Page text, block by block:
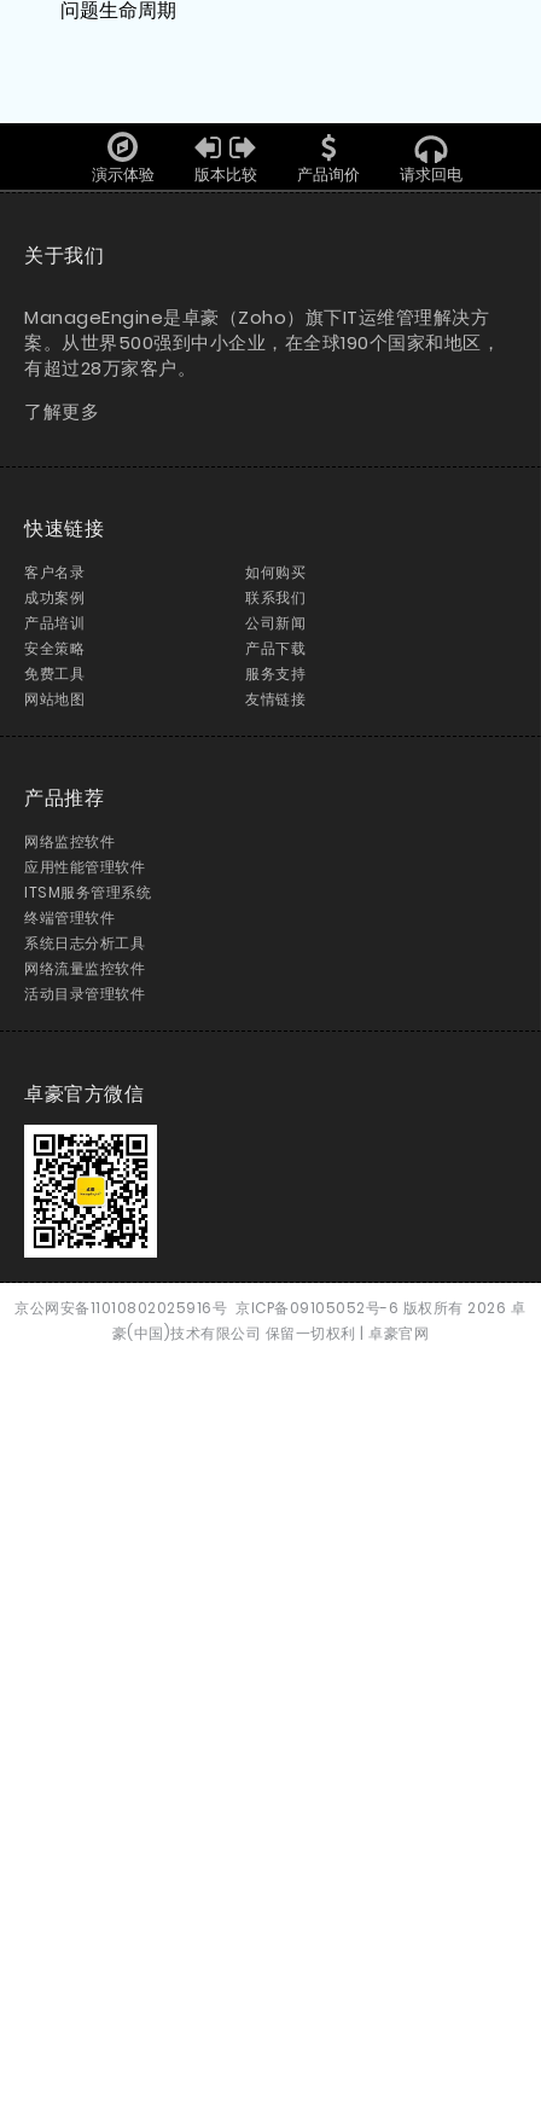
问题生命周期
演示体验 版本比较 产品询价 请求回电
关于我们
ManageEngine是卓豪（Zoho）旗下IT运维管理解决方
案。从世界500强到中小企业，在全球190个国家和地区，
有超过28万家客户。
了解更多
快速链接
客户名录
成功案例
产品培训
安全策略
免费工具
网站地图
如何购买
联系我们
公司新闻
产品下载
服务支持
友情链接
产品推荐
网络监控软件
应用性能管理软件
ITSM服务管理系统
终端管理软件
系统日志分析工具
网络流量监控软件
活动目录管理软件
卓豪官方微信
京公网安备11010802025916号京ICP备09105052号-6 版权所有 2026 卓
豪(中国)技术有限公司 保留一切权利 |卓豪官网